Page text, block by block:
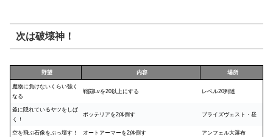
次は破壊神！
野望 内容 場所
魔物に負けないくらい強く
なる
戦闘Lvを20以上にする レベル20到達
釜に隠れているヤツをしば
く！
ポッテリアを2体倒す ブライズヴェスト・昼
空を飛ぶ石像をぶっ壊す！ オートアーマーを2体倒す アンフェル大瀑布